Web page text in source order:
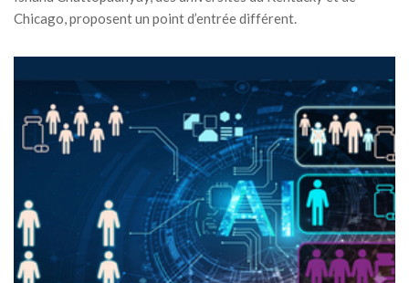
Chicago, proposent un point d’entrée différent.